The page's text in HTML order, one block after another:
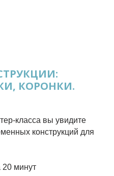
КОРОНКИ.
класса вы увидите
конструкций для
20 минут